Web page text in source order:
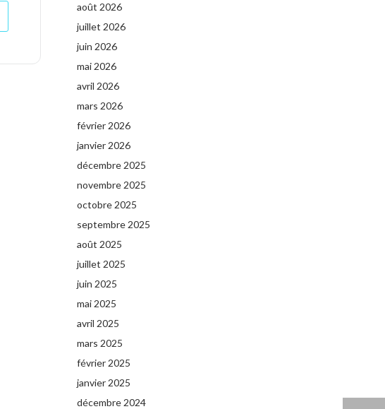
août 2026
juillet 2026
juin 2026
mai 2026
avril 2026
mars 2026
février 2026
janvier 2026
décembre 2025
novembre 2025
octobre 2025
septembre 2025
août 2025
juillet 2025
juin 2025
mai 2025
avril 2025
mars 2025
février 2025
janvier 2025
décembre 2024